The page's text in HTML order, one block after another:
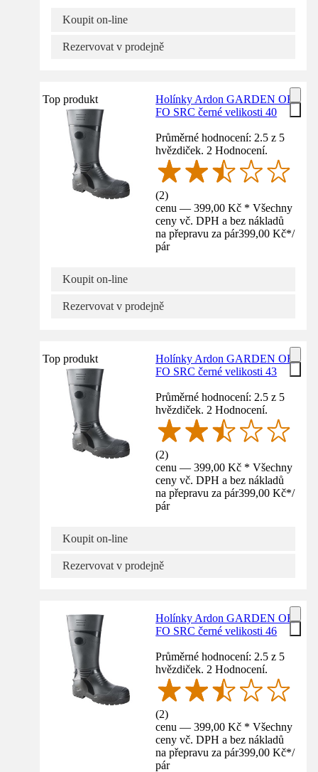
Koupit on-line
Rezervovat v prodejně
Top produkt
Holínky Ardon GARDEN OB
FO SRC černé velikosti 40
Průměrné hodnocení: 2.5 z 5
hvězdiček. 2 Hodnocení.
(2)
cenu — 399,00 Kč * Všechny
ceny vč. DPH a bez nákladů
na přepravu za pár399,00 Kč*/
pár
Koupit on-line
Rezervovat v prodejně
Top produkt
Holínky Ardon GARDEN OB
FO SRC černé velikosti 43
Průměrné hodnocení: 2.5 z 5
hvězdiček. 2 Hodnocení.
(2)
cenu — 399,00 Kč * Všechny
ceny vč. DPH a bez nákladů
na přepravu za pár399,00 Kč*/
pár
Koupit on-line
Rezervovat v prodejně
Holínky Ardon GARDEN OB
FO SRC černé velikosti 46
Průměrné hodnocení: 2.5 z 5
hvězdiček. 2 Hodnocení.
(2)
cenu — 399,00 Kč * Všechny
ceny vč. DPH a bez nákladů
na přepravu za pár399,00 Kč*/
pár